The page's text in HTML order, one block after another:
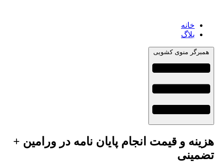
خانه
بلاگ
همبرگر منوی کشویی
هزینه و قیمت انجام پایان نامه در ورامین +
تضمینی